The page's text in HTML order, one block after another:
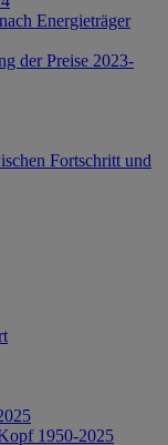
Energieträger
der Preise 2023-
Fortschritt und
1950-2025